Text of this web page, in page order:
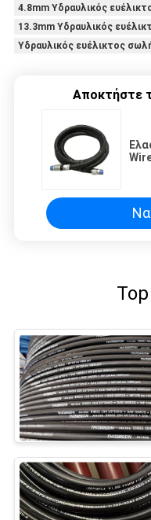
4.8mm Υδραυλικός
13.3mm Υδραυλικός
Υδραυλικός ευέλικτος
Αποκτήστε
Να